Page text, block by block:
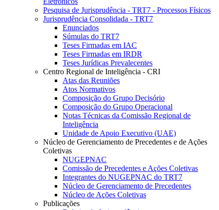
Pesquisa de Jurisprudência - TRT7 - Processos Físicos
Jurisprudência Consolidada - TRT7
Enunciados
Súmulas do TRT7
Teses Firmadas em IAC
Teses Firmadas em IRDR
Teses Jurídicas Prevalecentes
Centro Regional de Inteligência - CRI
Atas das Reuniões
Atos Normativos
Composição do Grupo Decisório
Composição do Grupo Operacional
Notas Técnicas da Comissão Regional de
Inteligência
Unidade de Apoio Executivo (UAE)
Núcleo de Gerenciamento de Precedentes e de Ações
Coletivas
NUGEPNAC
Comissão de Precedentes e Ações Coletivas
Integrantes do NUGEPNAC do TRT7
Núcleo de Gerenciamento de Precedentes
Núcleo de Ações Coletivas
Publicações